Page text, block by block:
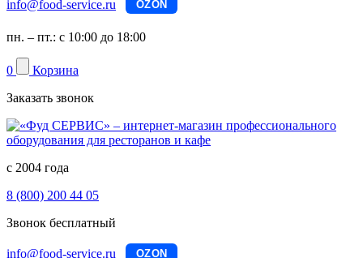
info@food-service.ru OZON
пн. – пт.: с 10:00 до 18:00
0
Корзина
Заказать звонок
с 2004 года
8 (800) 200 44 05
Звонок бесплатный
info@food-service.ru OZON